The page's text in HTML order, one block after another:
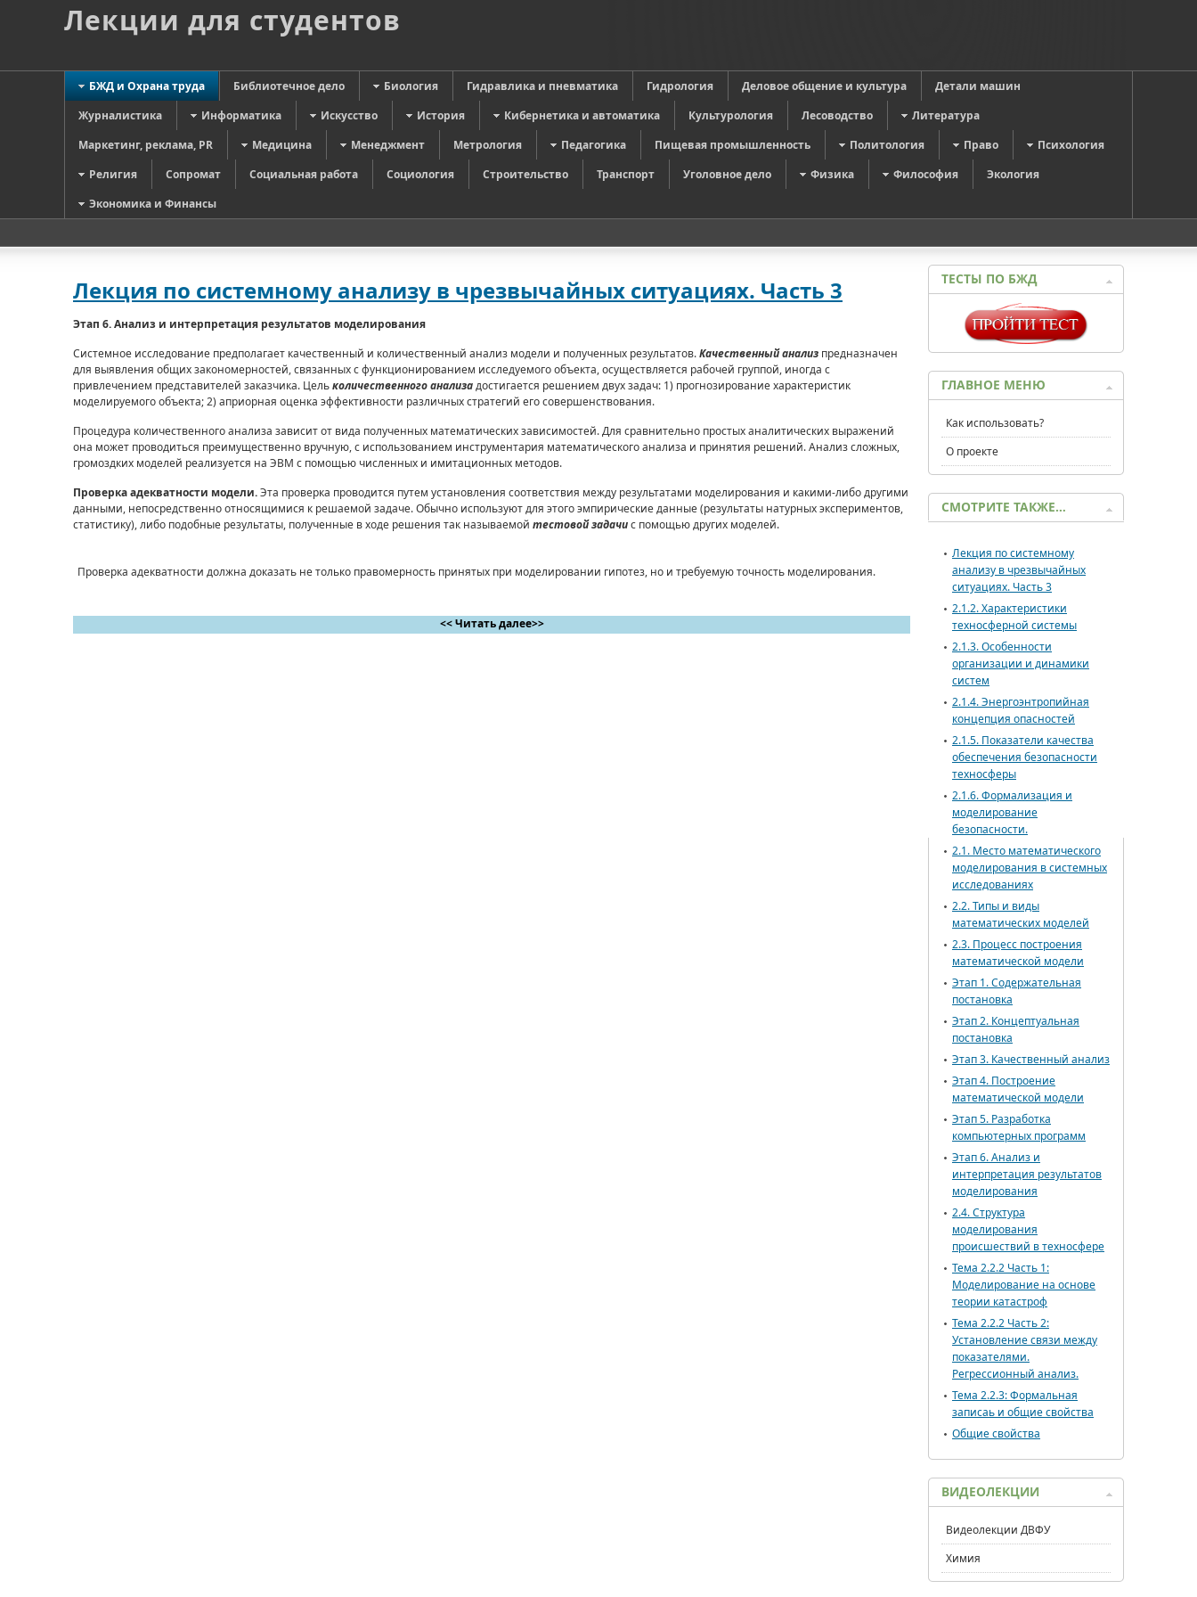
Лекции для студентов
БЖД и Охрана труда Библиотечное дело Биология Гидравлика и пневматика Гидрология Деловое общение и культура
Детали машин
Журналистика
Информатика Искусство История Кибернетика и автоматика Культурология Лесоводство
Литература
Маркетинг, реклама, PR
Медицина Менеджмент Метрология Педагогика Пищевая промышленность Политология Право
Психология
Религия
Сопромат Социальная работа Социология Строительство Транспорт Уголовное дело Физика Философия
Экология
Экономика и Финансы
Лекция по системному анализу в чрезвычайных ситуациях. Часть 3
Этап 6. Анализ и интерпретация результатов моделирования
Системное исследование предполагает качественный и количественный анализ модели и полученных результатов.Качественный анализ предназначен
для выявления общих закономерностей, связанных с функционированием исследуемого объекта, осуществляется рабочей группой, иногда с
привлечением представителей заказчика. Цельколичественного анализадостигается решением двух задач: 1) прогнозирование характеристик
моделируемого объекта; 2) априорная оценка эффективности различных стратегий его совершенствования.
Процедура количественного анализа зависит от вида полученных математических зависимостей. Для сравнительно простых аналитических выражений
она может проводиться преимущественно вручную, с использованием инструментария математического анализа и принятия решений. Анализ сложных,
громоздких моделей реализуется на ЭВМ с помощью численных и имитационных методов.
Проверка адекватности модели.Эта проверка проводится путем установления соответствия между результатами моделирования и какими-либо другими
данными, непосредственно относящимися к решаемой задаче. Обычно используют для этого эмпирические данные (результаты натурных экспериментов,
статистику), либо подобные результаты, полученные в ходе решения так называемой тестовой задачис помощью других моделей.
Проверка адекватности должна доказать не только правомерность принятых при моделировании гипотез, но и требуемую точность моделирования.
<< Читать далее>>
ТЕСТЫ ПО БЖД
ГЛАВНОЕ МЕНЮ
Как использовать?
О проекте
СМОТРИТЕ ТАКЖЕ…
Лекция по системному
анализу в чрезвычайных
ситуациях. Часть 3
2.1.2. Характеристики
техносферной системы
2.1.3. Особенности
организации и динамики
систем
2.1.4. Энергоэнтропийная
концепция опасностей
2.1.5. Показатели качества
обеспечения безопасности
техносферы
2.1.6. Формализация и
моделирование
безопасности.
2.1. Место математического
моделирования в системных
исследованиях
2.2. Типы и виды
математических моделей
2.3. Процесс построения
математической модели
Этап 1. Содержательная
постановка
Этап 2. Концептуальная
постановка
Этап 3. Качественный анализ
Этап 4. Построение
математической модели
Этап 5. Разработка
компьютерных программ
Этап 6. Анализ и
интерпретация результатов
моделирования
2.4. Структура
моделирования
происшествий в техносфере
Тема 2.2.2 Часть 1:
Моделирование на основе
теории катастроф
Тема 2.2.2 Часть 2:
Установление связи между
показателями.
Регрессионный анализ.
Тема 2.2.3: Формальная
записаь и общие свойства
Общие свойства
ВИДЕОЛЕКЦИИ
Видеолекции ДВФУ
Химия